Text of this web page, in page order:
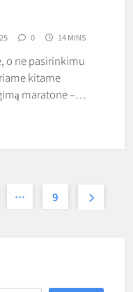
0 14 MINS
o ne pasirinkimu
kitame
maratone –…
… 9